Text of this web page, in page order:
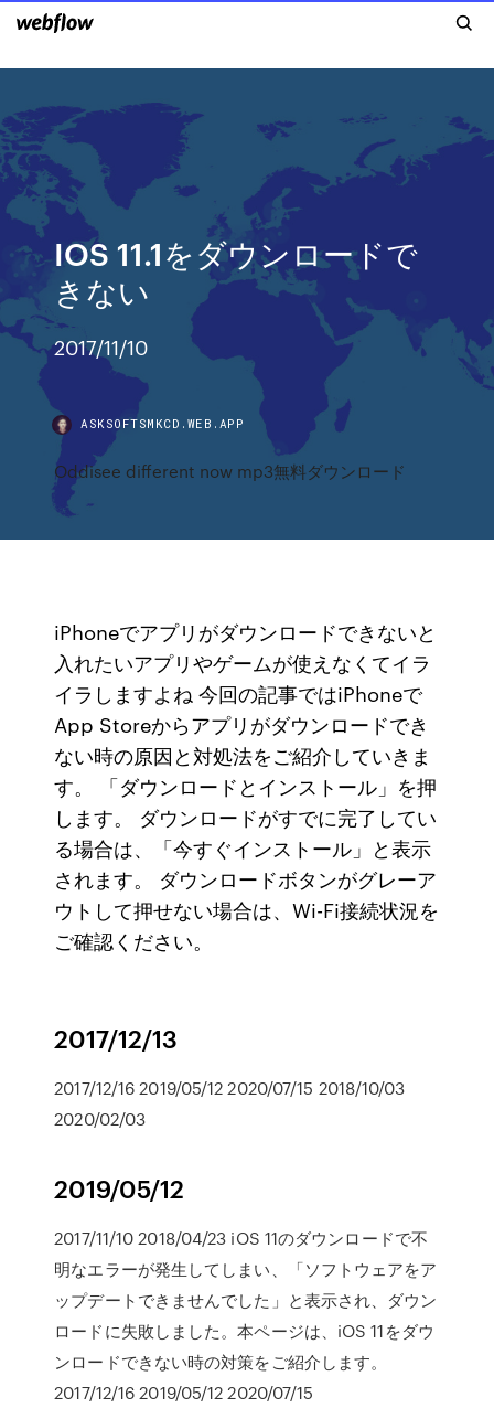
IOS 11.1をダウンロードで
きない
2017/11/10
ASKSOFTSMKCD.WEB.APP
Oddisee different now mp3無料ダウンロード
iPhoneでアプリがダウンロードできないと
入れたいアプリやゲームが使えなくてイラ
イラしますよね 今回の記事ではiPhoneで
App Storeからアプリがダウンロードでき
ない時の原因と対処法をご紹介していきま
す。 「ダウンロードとインストール」を押
します。 ダウンロードがすでに完了してい
る場合は、「今すぐインストール」と表示
されます。 ダウンロードボタンがグレーア
ウトして押せない場合は、Wi-Fi接続状況を
ご確認ください。
2017/12/13
2017/12/16 2019/05/12 2020/07/15 2018/10/03
2020/02/03
2019/05/12
2017/11/10 2018/04/23 iOS 11のダウンロードで不
明なエラーが発生してしまい、「ソフトウェアをア
ップデートできませんでした」と表示され、ダウン
ロードに失敗しました。本ページは、iOS 11をダウ
ンロードできない時の対策をご紹介します。
2017/12/16 2019/05/12 2020/07/15